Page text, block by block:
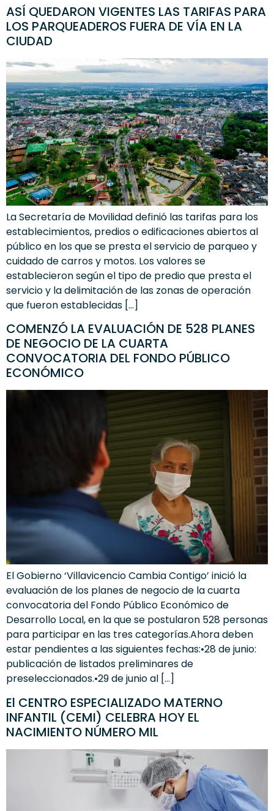
ASÍ QUEDARON VIGENTES LAS TARIFAS PARA
LOS PARQUEADEROS FUERA DE VÍA EN LA
CIUDAD
La Secretaría de Movilidad definió las tarifas para los
establecimientos, predios o edificaciones abiertos al
público en los que se presta el servicio de parqueo y
cuidado de carros y motos. Los valores se
establecieron según el tipo de predio que presta el
servicio y la delimitación de las zonas de operación
que fueron establecidas […]
COMENZÓ LA EVALUACIÓN DE 528 PLANES
DE NEGOCIO DE LA CUARTA
CONVOCATORIA DEL FONDO PÚBLICO
ECONÓMICO
El Gobierno ‘Villavicencio Cambia Contigo’ inició la
evaluación de los planes de negocio de la cuarta
convocatoria del Fondo Público Económico de
Desarrollo Local, en la que se postularon 528 personas
para participar en las tres categorías.Ahora deben
estar pendientes a las siguientes fechas:•28 de junio:
publicación de listados preliminares de
preseleccionados.•29 de junio al […]
El CENTRO ESPECIALIZADO MATERNO
INFANTIL (CEMI) CELEBRA HOY EL
NACIMIENTO NÚMERO MIL